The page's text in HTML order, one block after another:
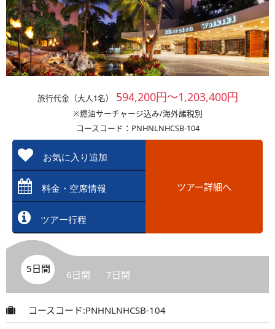
旅行代金（大人1名） 594,200円～1,203,400円
※燃油サーチャージ込み/海外諸税別
コースコード：PNHNLNHCSB-104
お気に入り追加
料金・空席情報
ツアー行程
ツアー詳細へ
5日間 6日間 7日間
コースコード:PNHNLNHCSB-104